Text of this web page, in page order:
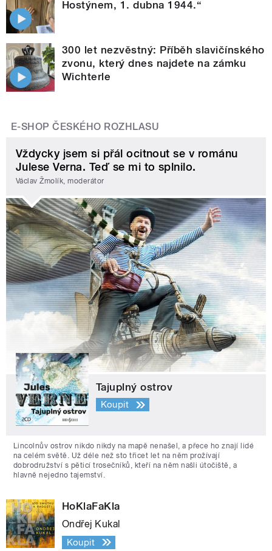
Hostýnem, 1. dubna 1944.“
300 let nezvěstný: Příběh slavičínského
zvonu, který dnes najdete na zámku
Wichterle
E-SHOP ČESKÉHO ROZHLASU
Vždycky jsem si přál ocitnout se v románu
Julese Verna. Teď se mi to splnilo.
Václav Žmolík, moderátor
Tajuplný ostrov
Koupit
Lincolnův ostrov nikdo nikdy na mapě nenašel, a přece ho znají lidé
na celém světě. Už déle než sto třicet let na něm prožívají
dobrodružství s pěticí trosečníků, kteří na něm našli útočiště, a
hlavně nejedno tajemství.
HoKlaFaKla
Ondřej Kukal
Koupit